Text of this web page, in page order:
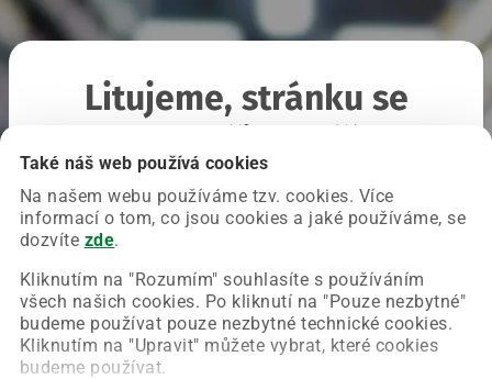
Také náš web používá cookies
Na našem webu používáme tzv. cookies. Více
informací o tom, co jsou cookies a jaké používáme, se
dozvíte zde.
Kliknutím na "Rozumím" souhlasíte s používáním
všech našich cookies. Po kliknutí na "Pouze nezbytné"
budeme používat pouze nezbytné technické cookies.
Kliknutím na "Upravit" můžete vybrat, které cookies
budeme používat.
Litujeme, stránku se
Chyba nastala na naší straně a už ji opravujeme.
Zkuste prosím znovu načíst požadovanou stránku.
Obnovit stránku Úvodní strana